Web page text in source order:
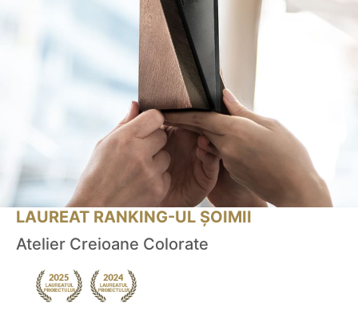
LAUREAT RANKING-UL ȘOIMII
Atelier Creioane Colorate